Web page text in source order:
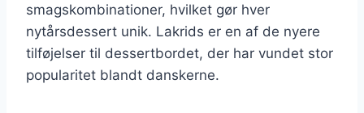
smagskombinationer, hvilket gør hver
nytårsdessert unik. Lakrids er en af de nyere
tilføjelser til dessertbordet, der har vundet stor
popularitet blandt danskerne.